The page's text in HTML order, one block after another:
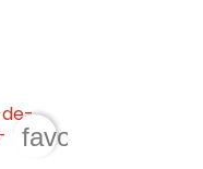
favorite_border